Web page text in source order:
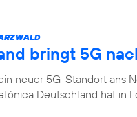
bringt 5G
neuer 5G-Standort ans
Deutschland hat in